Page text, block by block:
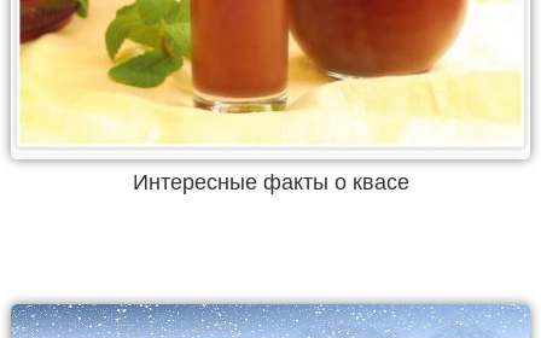
Интересные факты о квасе